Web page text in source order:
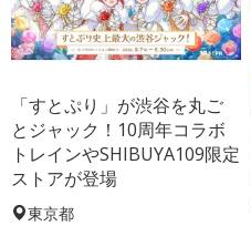
「すとぷり」が渋谷を丸ご
とジャック！10周年コラボ
トレインやSHIBUYA109限定
ストアが登場
東京都